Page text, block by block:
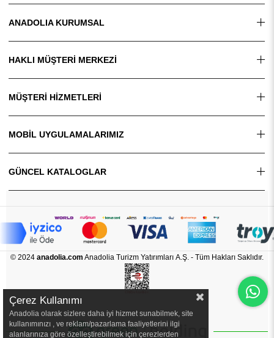
ANADOLIA KURUMSAL
HAKLI MÜŞTERİ MERKEZİ
MÜŞTERİ HİZMETLERİ
MOBİL UYGULAMALARIMIZ
GÜNCEL KATALOGLAR
© 2024 anadolia.com Anadolia Turizm Yatırımları A.Ş. - Tüm Hakları Saklıdır.
Çerez Kullanımı
Anadolia olarak sizlere daha iyi hizmet sunabilmek, site
kullanımınızı , ve reklam/pazarlama faaliyetlerini ilgi
alanlarınıza göre özelleştirebilmek için çerezlerden